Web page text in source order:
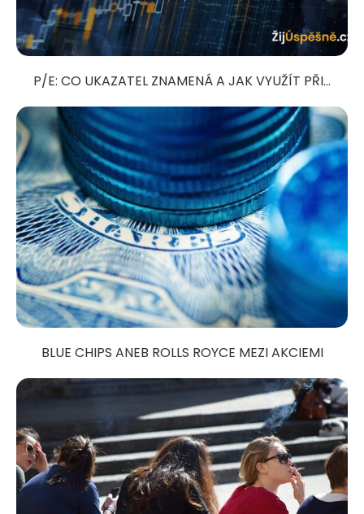
P/E: CO UKAZATEL ZNAMENÁ A JAK VYUŽÍT PŘI...
BLUE CHIPS ANEB ROLLS ROYCE MEZI AKCIEMI